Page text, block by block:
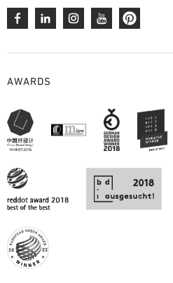
AWARDS